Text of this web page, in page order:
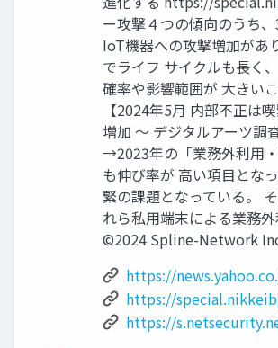
ー攻撃４つの傾向のうち
IoT機器への攻撃増加があ
でライフ サイクルも⾧く
確率や影響範囲が 大きい
【2024年5月 内部不正は
増加 ～ デジタルアーツ
→2023年の「業務外利用
も伸び率が 高い項目とな
緊の課題となっている。
れら私用端末による業務
©2024 Spline-Network
https://
https://
https://